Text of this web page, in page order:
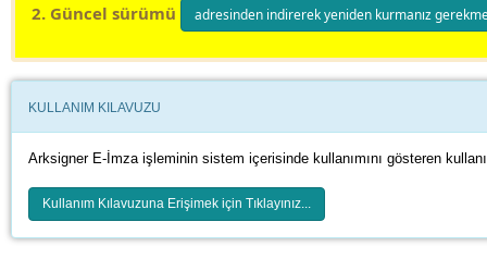
2. Güncel sürümü
adresinden indirerek yeniden kurmanız
KULLANIM KILAVUZU
Arksigner E-İmza işleminin sistem içerisinde kullanımını gösteren
Kullanım Kılavuzuna Erişimek için Tıklayınız...